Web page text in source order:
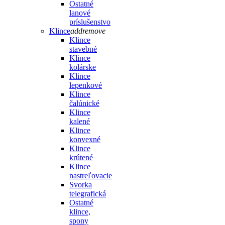
Ostatné
lanové
príslušenstvo
Klinceaddremove
Klince
stavebné
Klince
kolárske
Klince
lepenkové
Klince
čalúnické
Klince
kalené
Klince
konvexné
Klince
krútené
Klince
nastreľovacie
Svorka
telegrafická
Ostatné
klince,
spony